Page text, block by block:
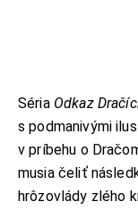
Séria Odkaz
s podmanivými
v príbehu o
musia čeliť
hrôzovlády zlého